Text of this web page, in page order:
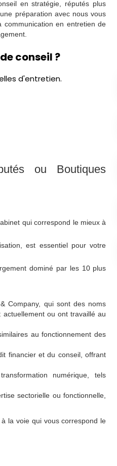
en stratégie, réputés plus
préparation avec nous vous
en entretien de
conseil ?
d'entretien.
ou Boutiques
qui correspond le mieux à
est essentiel pour votre
dominé par les 10 plus
Company, qui sont des noms
ou ont travaillé au
au fonctionnement des
financier et du conseil, offrant
numérique, tels
sectorielle ou fonctionnelle,
la voie qui vous correspond le